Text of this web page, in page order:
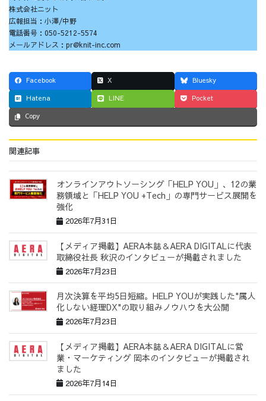
株式会社ニット
広報担当：小澤/中野
電話番号：050-5212-5574
メールアドレス：pr@knit-inc.com
Facebook X
Bluesky
Hatena
LINE Pocket
Copy
関連記事
オンラインアウトソーシング「HELP YOU」、12の業
務領域と「HELP YOU +Tech」の専門サービス展開を
強化
2026年7月31日
【メディア掲載】AERA本誌＆AERA DIGITALに代表
取締役社長 秋沢のインタビューが掲載されました
2026年7月23日
月次決算を平均5日短縮。HELP YOUが実践した"属人
化しない経理DX"の取り組みノウハウを大公開
2026年7月23日
【メディア掲載】AERA本誌＆AERA DIGITALに営
業・マーケティング 岡本のインタビューが掲載され
ました
2026年7月14日